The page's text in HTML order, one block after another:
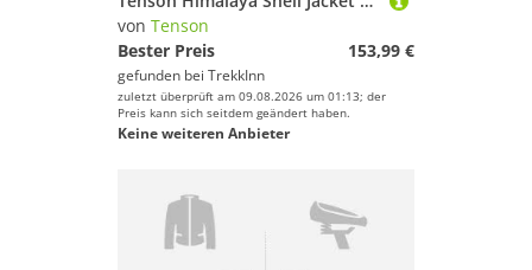
von Tenson
Bester Preis
153,99 €
gefunden bei TrekkInn
zuletzt überprüft am 09.08.2026 um 01:13; der
Preis kann sich seitdem geändert haben.
Keine weiteren Anbieter